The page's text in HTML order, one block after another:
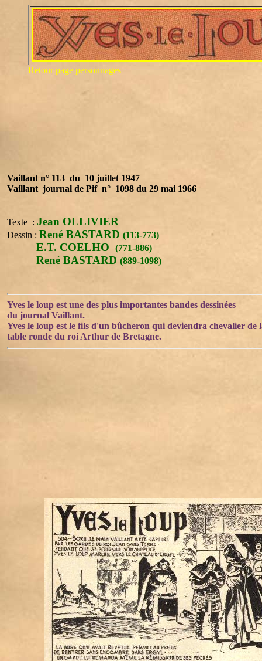
Retour page personnages
Vaillant n° 113 du 10 juillet 1947
Vaillant journal de Pif n° 1098 du 29 mai 1966
Texte : Jean OLLIVIER
Dessin : René BASTARD (113-773)
E.T. COELHO (771-886)
René BASTARD (889-1098)
Yves le loup est une des plus importantes bandes dessinées
du journal Vaillant.
Yves le loup est le fils d'un bûcheron qui deviendra chevalier de
table ronde du roi Arthur de Bretagne.